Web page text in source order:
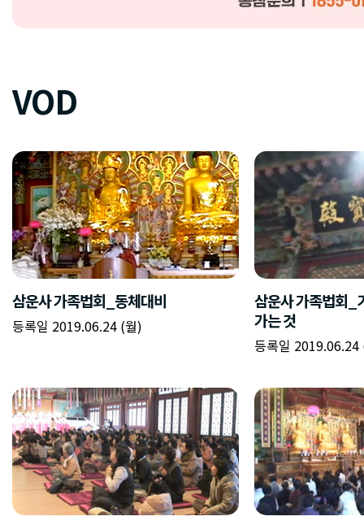
VOD
삼운사 가족법회_동체대비
등록일 2019.06.24 (월)
삼운사 가족법회_
가는 것
등록일 2019.06.24